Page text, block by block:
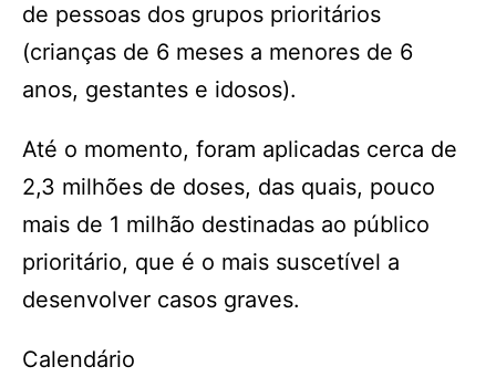
de pessoas dos grupos prioritários
(crianças de 6 meses a menores de 6
anos, gestantes e idosos).
Até o momento, foram aplicadas cerca de
2,3 milhões de doses, das quais, pouco
mais de 1 milhão destinadas ao público
prioritário, que é o mais suscetível a
desenvolver casos graves.
Calendário